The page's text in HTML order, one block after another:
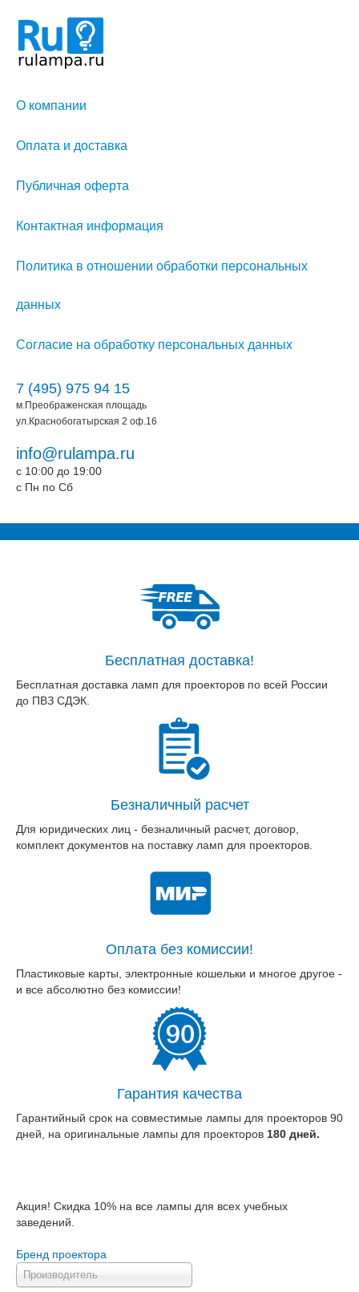
О компании
Оплата и доставка
Публичная оферта
Контактная информация
Политика в отношении обработки персональных
данных
Согласие на обработку персональных данных
7 (495) 975 94 15
м.Преображенская площадь
ул.Краснобогатырская 2 оф.16
info@rulampa.ru
c 10:00 до 19:00
c Пн по Сб
Бесплатная доставка!
Бесплатная доставка ламп для проекторов по всей России
до ПВЗ СДЭК.
Безналичный расчет
Для юридических лиц - безналичный расчет, договор,
комплект документов на поставку ламп для проекторов.
Оплата без комиссии!
Пластиковые карты, электронные кошельки и многое другое -
и все абсолютно без комиссии!
Гарантия качества
Гарантийный срок на совместимые лампы для проекторов 90
дней, на оригинальные лампы для проекторов 180 дней.
Акция! Скидка 10% на все лампы для всех учебных
заведений.
Бренд проектора
Производитель